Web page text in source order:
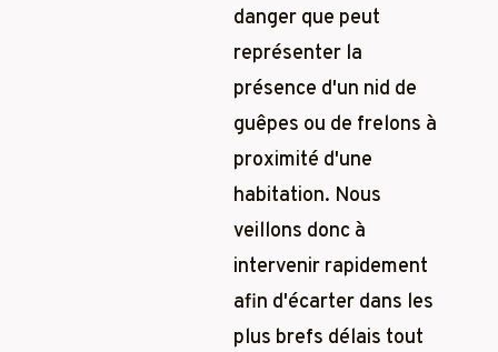
danger que peut
représenter la
présence d'un nid de
guêpes ou de frelons à
proximité d'une
habitation. Nous
veillons donc à
intervenir rapidement
afin d'écarter dans les
plus brefs délais tout